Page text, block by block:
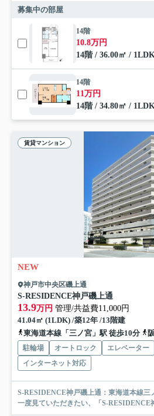
募集中の部屋
14階
10.8万円
14階 / 36.00㎡ / 1LDK
14階
11万円
14階 / 34.80㎡ / 1LDK
賃貸マンション
NEW
神戸市中央区磯上通
S-RESIDENCE神戸磯上通
13.9万円 管理/共益費11,000円
41.04㎡ (1LDK) /築12年 /13階建
東海道本線「三ノ宮」駅 徒歩10分
駐輪場 オートロック エレベーター
インターネット対応
S-RESIDENCE神戸磯上通：東海道本線三
一度見ていただきたい、「S-RESIDENCE